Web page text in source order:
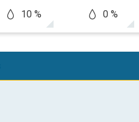
10 %
0 %